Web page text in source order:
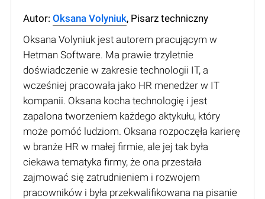
Autor: Oksana Volyniuk, Pisarz techniczny
Oksana Volyniuk jest autorem pracującym w
Hetman Software. Ma prawie trzyletnie
doświadczenie w zakresie technologii IT, a
wcześniej pracowała jako HR menedżer w IT
kompanii. Oksana kocha technologię i jest
zapalona tworzeniem każdego aktykułu, który
może pomóć ludziom. Oksana rozpoczęła karierę
w branże HR w małej firmie, ale jej tak była
ciekawa tematyka firmy, że ona przestała
zajmować się zatrudnieniem i rozwojem
pracowników i była przekwalifikowana na pisanie